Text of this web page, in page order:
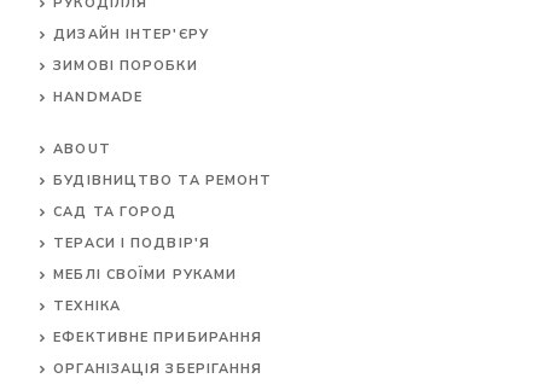
ДИЗАЙН ІНТЕР'ЄРУ
ЗИМОВІ ПОРОБКИ
HANDMADE
ABOUT
БУДІВНИЦТВО ТА РЕМОНТ
САД ТА ГОРОД
ТЕРАСИ І ПОДВІР'Я
МЕБЛІ СВОЇМИ РУКАМИ
ТЕХНІКА
ЕФЕКТИВНЕ ПРИБИРАННЯ
ОРГАНІЗАЦІЯ ЗБЕРІГАННЯ